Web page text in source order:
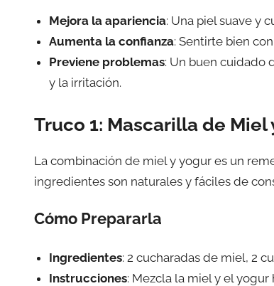
Mejora la apariencia: Una piel suave y
Aumenta la confianza: Sentirte bien
Previene problemas: Un buen cuidado
y la irritación.
Truco 1: Mascarilla de Miel
La combinación de miel y yogur es un
ingredientes son naturales y fáciles de
Cómo Prepararla
Ingredientes: 2 cucharadas de miel, 2
Instrucciones: Mezcla la miel y el